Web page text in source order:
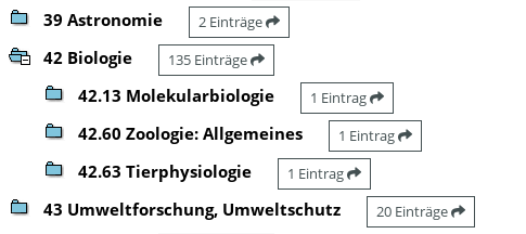
39 Astronomie 2 Einträge
42 Biologie 135 Einträge
42.13 Molekularbiologie 1 Eintrag
42.60 Zoologie: Allgemeines 1 Eintrag
42.63 Tierphysiologie 1 Eintrag
43 Umweltforschung, Umweltschutz 20 Einträge